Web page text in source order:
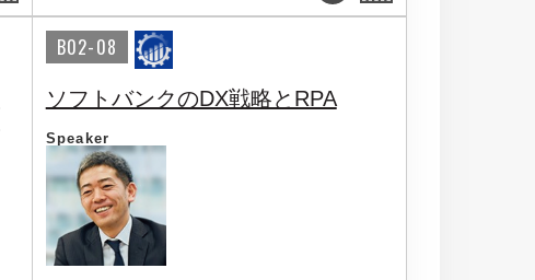
B02-08
ソフトバンクのDX戦略とRPA
Speaker